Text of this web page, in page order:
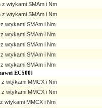
z wtykami SMAm i Nm
z wtykami SMAm i Nm
wtykami SMAm i Nm
wtykami SMAm i Nm
wtykami SMAm i Nm
wtykami SMAm i Nm
wtykami SMAm i Nm
EC500]
z wtykami MMCX i Nm
z wtykami MMCX i Nm
wtykami MMCX i Nm